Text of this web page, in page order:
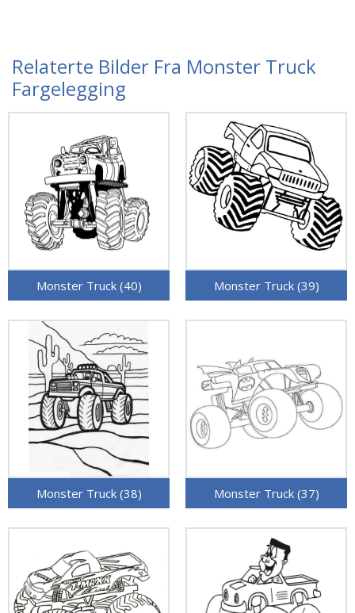
Relaterte Bilder Fra Monster Truck
Fargelegging
Monster Truck (40) Monster Truck (39)
Monster Truck (38) Monster Truck (37)